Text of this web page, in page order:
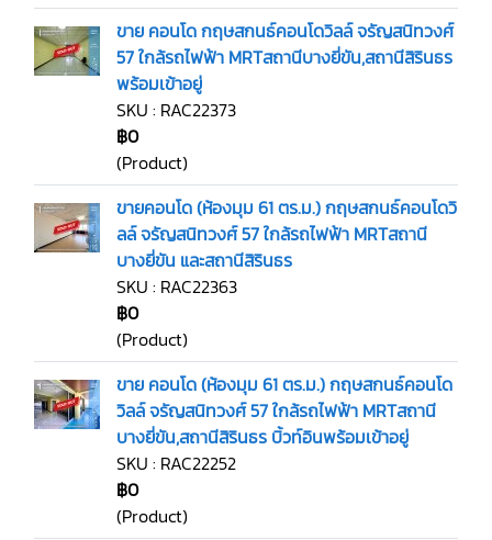
ขาย คอนโด กฤษสกนธ์คอนโดวิลล์ จรัญสนิทวงศ์
57 ใกล้รถไฟฟ้า MRTสถานีบางยี่ขัน,สถานีสิรินธร
พร้อมเข้าอยู่
SKU : RAC22373
฿0
(Product)
ขายคอนโด (ห้องมุม 61 ตร.ม.) กฤษสกนธ์คอนโดวิ
ลล์ จรัญสนิทวงศ์ 57 ใกล้รถไฟฟ้า MRTสถานี
บางยี่ขัน และสถานีสิรินธร
SKU : RAC22363
฿0
(Product)
ขาย คอนโด (ห้องมุม 61 ตร.ม.) กฤษสกนธ์คอนโด
วิลล์ จรัญสนิทวงศ์ 57 ใกล้รถไฟฟ้า MRTสถานี
บางยี่ขัน,สถานีสิรินธร บิ้วท์อินพร้อมเข้าอยู่
SKU : RAC22252
฿0
(Product)